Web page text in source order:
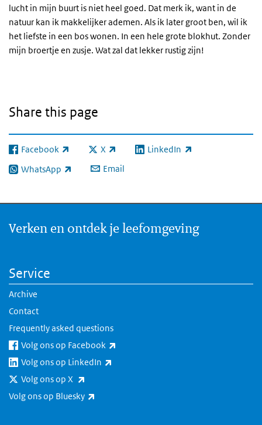
lucht in mijn buurt is niet heel goed. Dat merk ik, want in de
natuur kan ik makkelijker ademen. Als ik later groot ben, wil ik
het liefste in een bos wonen. In een hele grote blokhut. Zonder
mijn broertje en zusje. Wat zal dat lekker rustig zijn!
Share this page
Facebook
(link is external) X
(link is external)LinkedIn
(link is external)
WhatsApp
(link is external) Email
Verken en ontdek je leefomgeving
Service
Archive
Contact
Frequently asked questions
Volg ons op Facebook
Volg ons op LinkedIn
Volg ons op X
Volg ons op Bluesky